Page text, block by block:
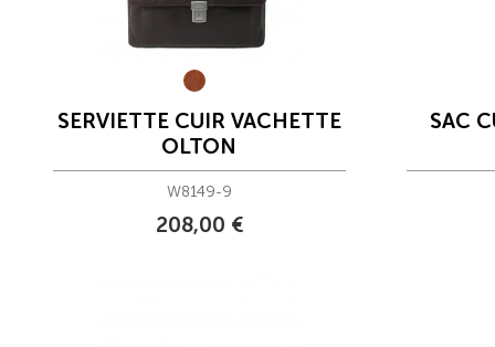
SERVIETTE CUIR VACHETTE
OLTON
W8149-9
208,00 €
SAC